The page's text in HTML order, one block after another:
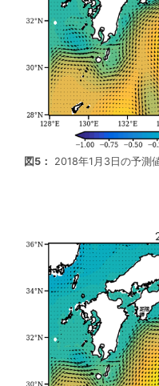
図5： 2018年1月3日の予測